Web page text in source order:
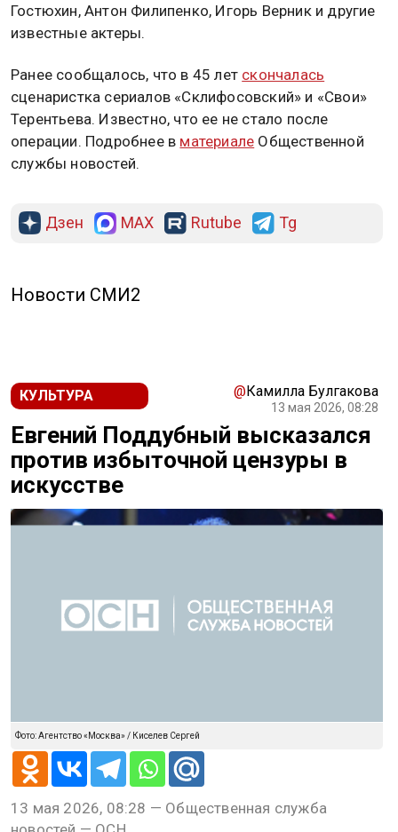
Гостюхин, Антон Филипенко, Игорь Верник и другие
известные актеры.
Ранее сообщалось, что в 45 лет скончалась
сценаристка сериалов «Склифосовский» и «Свои»
Терентьева. Известно, что ее не стало после
операции. Подробнее в материале Общественной
службы новостей.
Дзен MAX Rutube Tg
Новости СМИ2
КУЛЬТУРА @Камилла Булгакова
13 мая 2026, 08:28
Евгений Поддубный высказался
против избыточной цензуры в
искусстве
Фото: Агентство «Москва» / Киселев Сергей
13 мая 2026, 08:28 — Общественная служба